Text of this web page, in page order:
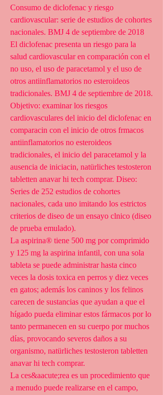
Consumo de diclofenac y riesgo
cardiovascular: serie de estudios de cohortes
nacionales. BMJ 4 de septiembre de 2018
El diclofenac presenta un riesgo para la
salud cardiovascular en comparación con el
no uso, el uso de paracetamol y el uso de
otros antiinflamatorios no esteroideos
tradicionales. BMJ 4 de septiembre de 2018.
Objetivo: examinar los riesgos
cardiovasculares del inicio del diclofenac en
comparacin con el inicio de otros frmacos
antiinflamatorios no esteroideos
tradicionales, el inicio del paracetamol y la
ausencia de iniciacin, natürliches testosteron
tabletten anavar hi tech comprar. Diseo:
Series de 252 estudios de cohortes
nacionales, cada uno imitando los estrictos
criterios de diseo de un ensayo clnico (diseo
de prueba emulado).
La aspirina® tiene 500 mg por comprimido
y 125 mg la aspirina infantil, con una sola
tableta se puede administrar hasta cinco
veces la dosis toxica en perros y diez veces
en gatos; además los caninos y los felinos
carecen de sustancias que ayudan a que el
hígado pueda eliminar estos fármacos por lo
tanto permanecen en su cuerpo por muchos
días, provocando severos daños a su
organismo, natürliches testosteron tabletten
anavar hi tech comprar.
La ces&aacute;rea es un procedimiento que
a menudo puede realizarse en el campo,